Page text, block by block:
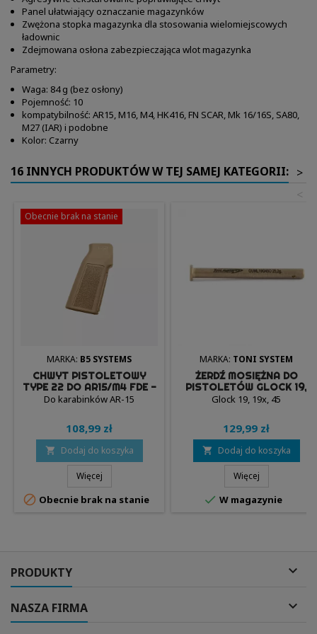
Panel ułatwiający oznaczanie magazynków
Zwężona stopka magazynka dla stosowania wielomiejscowych
ładownic
Zdejmowana osłona zabezpieczająca wlot magazynka
Parametry:
Waga: 84 g (bez osłony)
Pojemność: 10
kompatybilność: AR15, M16, M4, HK416, FN SCAR, Mk 16/16S, SA80,
M27 (IAR) i podobne
Kolor: Czarny
16 INNYCH PRODUKTÓW W TEJ SAMEJ KATEGORII: >
<
Obecnie brak na stanie
MARKA: B5 SYSTEMS
CHWYT PISTOLETOWY
TYPE 22 DO AR15/M4 FDE -
B5 SYSTEMS (PGR-1453)
Do karabinków AR-15
108,99 zł
 Dodaj do koszyka
Więcej
 Obecnie brak na stanie
MARKA: TONI SYSTEM
ŻERDŹ MOSIĘŻNA DO
PISTOLETÓW GLOCK 19,
19X, 45 - TONI SYSTEM
Glock 19, 19x, 45
129,99 zł
 Dodaj do koszyka
Więcej
 W magazynie
PRODUKTY 
NASZA FIRMA 